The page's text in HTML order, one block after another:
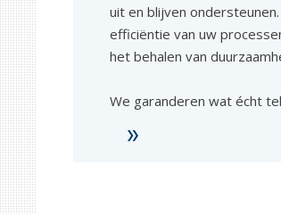
uit en blijven
efficiëntie van uw
het behalen van
We garanderen wat écht